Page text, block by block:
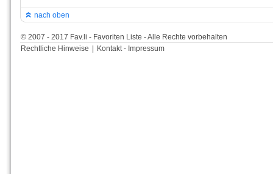
nach oben
© 2007 - 2017 Fav.li - Favoriten Liste - Alle Rechte vorbehalten
Rechtliche Hinweise
Kontakt - Impressum